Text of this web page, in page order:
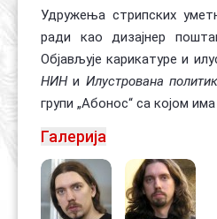
Удружења стрипских
ради као дизајнер
Објављује карикатуре и
НИНи Илустрована
групи „Абонос“ са којом
Галерија